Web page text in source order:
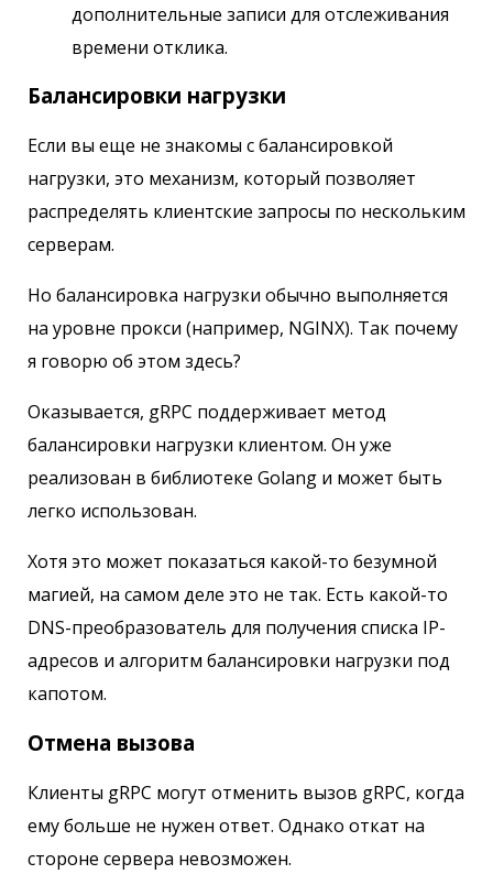
дополнительные записи для отслеживания
времени отклика.
Балансировки нагрузки
Если вы еще не знакомы с балансировкой
нагрузки, это механизм, который позволяет
распределять клиентские запросы по нескольким
серверам.
Но балансировка нагрузки обычно выполняется
на уровне прокси (например, NGINX). Так почему
я говорю об этом здесь?
Оказывается, gRPC поддерживает метод
балансировки нагрузки клиентом. Он уже
реализован в библиотеке Golang и может быть
легко использован.
Хотя это может показаться какой-то безумной
магией, на самом деле это не так. Есть какой-то
DNS-преобразователь для получения списка IP-
адресов и алгоритм балансировки нагрузки под
капотом.
Отмена вызова
Клиенты gRPC могут отменить вызов gRPC, когда
ему больше не нужен ответ. Однако откат на
стороне сервера невозможен.